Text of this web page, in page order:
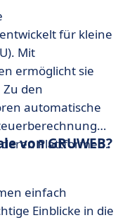
für kleine
Mit
ermöglicht sie
den
automatische
Plattformen.
von GRUWEB?
einfach
Einblicke in die